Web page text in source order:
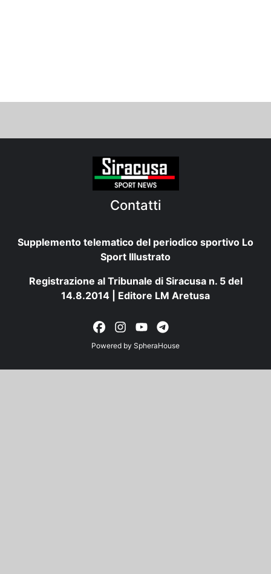
Contatti
Supplemento telematico del periodico sportivo Lo
Sport Illustrato
Registrazione al Tribunale di Siracusa n. 5 del
14.8.2014 | Editore LM Aretusa
Powered by SpheraHouse